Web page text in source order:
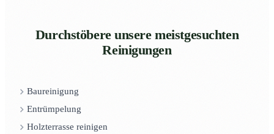
Durchstöbere unsere meistgesuchten
Reinigungen
Baureinigung
Entrümpelung
Holzterrasse reinigen